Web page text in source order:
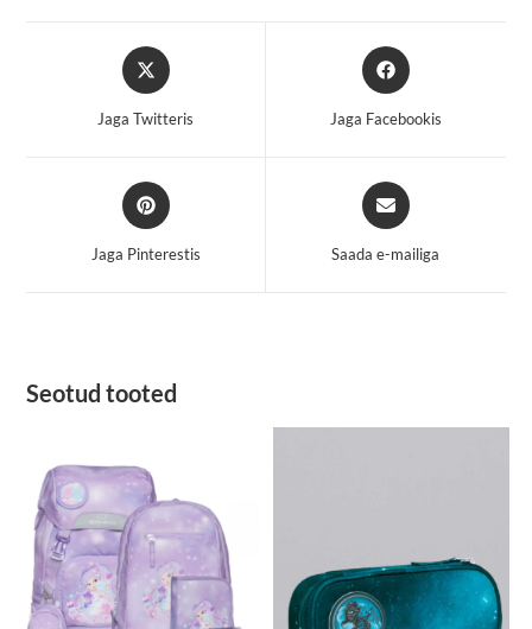
Opens
in
Jaga Twitteris
Opens
in
Jaga Facebookis
Opens
in
Jaga Pinterestis
Opens
in
Saada e-mailiga
Seotud tooted